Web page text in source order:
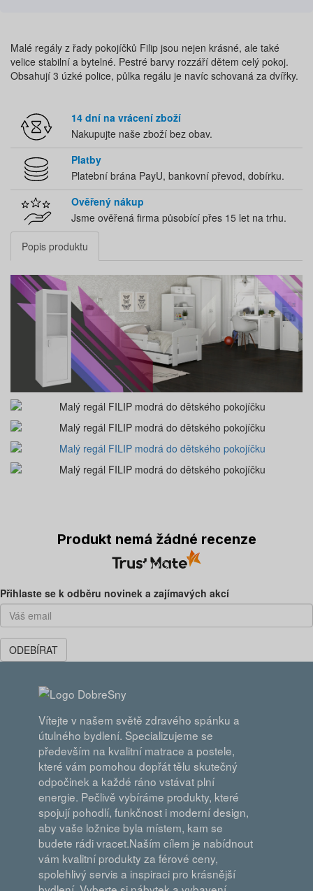
Malé regály z řady pokojíčků Filip jsou nejen krásné, ale také
velice stabilní a bytelné. Pestré barvy rozzáří dětem celý pokoj.
Obsahují 3 úzké police, půlka regálu je navíc schovaná za dvířky.
14 dní na vrácení zboží
Nakupujte naše zboží bez obav.
Platby
Platební brána PayU, bankovní převod, dobírku.
Ověřený nákup
Jsme ověřená firma působící přes 15 let na trhu.
Popis produktu
Produkt nemá žádné recenze
Předchozí
Přihlaste se k odběru novinek a zajímavých akcí
ODEBÍRAT
Vítejte v našem světě zdravého spánku a
útulného bydlení. Specializujeme se
především na kvalitní matrace a postele,
které vám pomohou dopřát tělu skutečný
odpočinek a každé ráno vstávat plní
energie. Pečlivě vybíráme produkty, které
spojují pohodlí, funkčnost i moderní design,
aby vaše ložnice byla místem, kam se
budete rádi vracet.Naším cílem je nabídnout
vám kvalitní produkty za férové ceny,
spolehlivý servis a inspiraci pro krásnější